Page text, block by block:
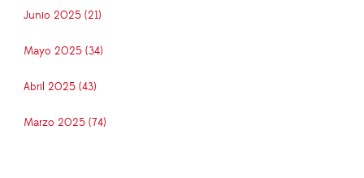
Junio 2025 (21)
Mayo 2025 (34)
Abril 2025 (43)
Marzo 2025 (74)